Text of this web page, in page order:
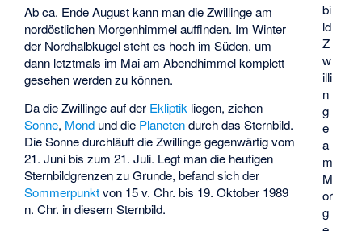
bi
ld
Z
w
illi
n
g
e
a
m
M
or
g
Ab ca. Ende August kann man die Zwillinge am
nordöstlichen Morgenhimmel auffinden. Im Winter
der Nordhalbkugel steht es hoch im Süden, um
dann letztmals im Mai am Abendhimmel komplett
gesehen werden zu können.
Da die Zwillinge auf der Ekliptik liegen, ziehen
Sonne, Mond und die Planetendurch das Sternbild.
Die Sonne durchläuft die Zwillinge gegenwärtig vom
21. Juni bis zum 21. Juli. Legt man die heutigen
Sternbildgrenzen zu Grunde, befand sich der
Sommerpunktvon 15 v. Chr. bis 19. Oktober 1989
n. Chr. in diesem Sternbild.